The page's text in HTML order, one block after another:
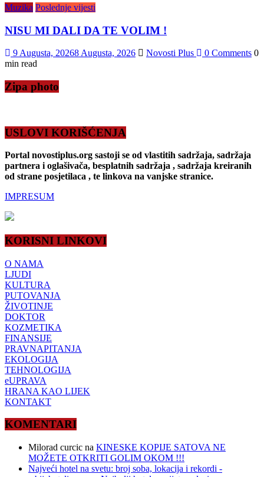
Muzika Poslednje vijesti
NISU MI DALI DA TE VOLIM !
9 Augusta, 20268 Augusta, 2026 Novosti Plus 0 Comments 0
min read
Zipa photo
USLOVI KORIŠĆENJA
Portal novostiplus.org sastoji se od vlastitih sadržaja, sadržaja
partnera i oglašivača, besplatnih sadržaja , sadržaja kreiranih
od strane posjetilaca , te linkova na vanjske stranice.
IMPRESUM
KORISNI LINKOVI
O NAMA
LJUDI
KULTURA
PUTOVANJA
ŽIVOTINJE
DOKTOR
KOZMETIKA
FINANSIJE
PRAVNAPITANJA
EKOLOGIJA
TEHNOLOGIJA
eUPRAVA
HRANA KAO LIJEK
KONTAKT
KOMENTARI
Milorad curcic na KINESKE KOPIJE SATOVA NE
MOŽETE OTKRITI GOLIM OKOM !!!
Najveći hotel na svetu: broj soba, lokacija i rekordi -